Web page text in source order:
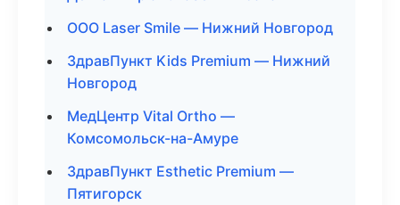
ООО Laser Smile — Нижний Новгород
ЗдравПункт Kids Premium — Нижний
Новгород
МедЦентр Vital Ortho —
Комсомольск-на-Амуре
ЗдравПункт Esthetic Premium —
Пятигорск